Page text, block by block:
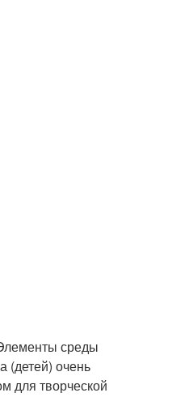
среды
(детей) очень
для творческой